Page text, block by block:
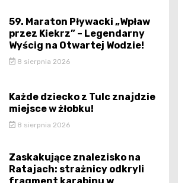
59. Maraton Pływacki „Wpław
przez Kiekrz” – Legendarny
Wyścig na Otwartej Wodzie!
8 sierpnia 2026
Każde dziecko z Tulc znajdzie
miejsce w żłobku!
8 sierpnia 2026
Zaskakujące znalezisko na
Ratajach: strażnicy odkryli